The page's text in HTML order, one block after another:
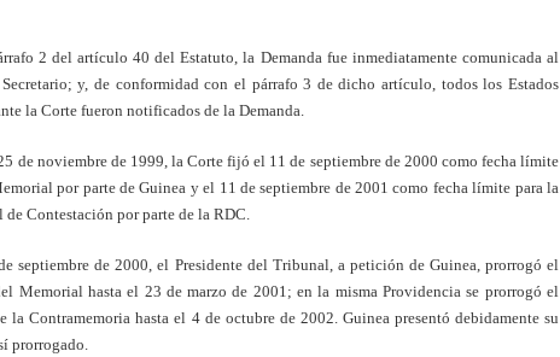
2 del artículo 40 del Estatuto, la Demanda fue inmediatamente comunicada al
y, de conformidad con el párrafo 3 de dicho artículo, todos los Estados
la Corte fueron notificados de la Demanda.
de noviembre de 1999, la Corte fijó el 11 de septiembre de 2000 como fecha límite
por parte de Guinea y el 11 de septiembre de 2001 como fecha límite para la
Contestación por parte de la RDC.
septiembre de 2000, el Presidente del Tribunal, a petición de Guinea, prorrogó el
Memorial hasta el 23 de marzo de 2001; en la misma Providencia se prorrogó el
la Contramemoria hasta el 4 de octubre de 2002. Guinea presentó debidamente su
prorrogado.